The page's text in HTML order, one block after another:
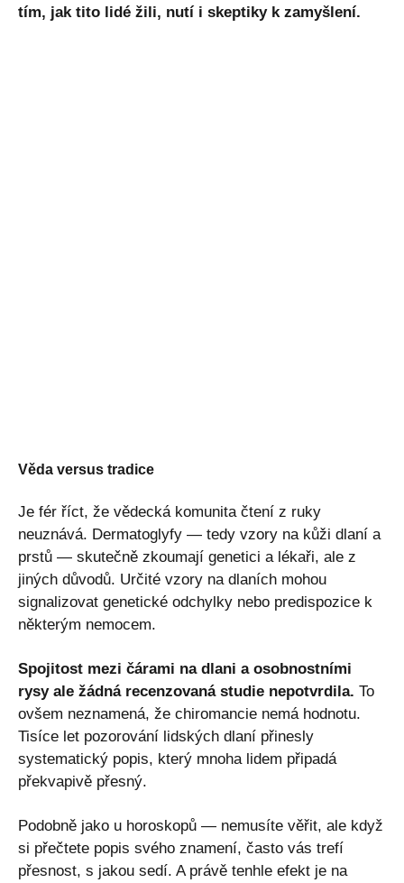
tím, jak tito lidé žili, nutí i skeptiky k zamyšlení.
Věda versus tradice
Je fér říct, že vědecká komunita čtení z ruky
neuznává. Dermatoglyfy — tedy vzory na kůži dlaní a
prstů — skutečně zkoumají genetici a lékaři, ale z
jiných důvodů. Určité vzory na dlaních mohou
signalizovat genetické odchylky nebo predispozice k
některým nemocem.
Spojitost mezi čárami na dlani a osobnostními
rysy ale žádná recenzovaná studie nepotvrdila. To
ovšem neznamená, že chiromancie nemá hodnotu.
Tisíce let pozorování lidských dlaní přinesly
systematický popis, který mnoha lidem připadá
překvapivě přesný.
Podobně jako u horoskopů — nemusíte věřit, ale když
si přečtete popis svého znamení, často vás trefí
přesnost, s jakou sedí. A právě tenhle efekt je na